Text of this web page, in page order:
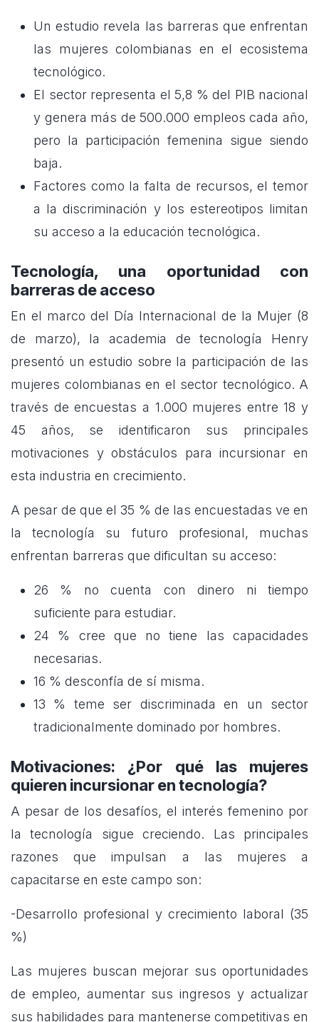
Un estudio revela las barreras que enfrentan
las mujeres colombianas en el ecosistema
tecnológico.
El sector representa el 5,8 % del PIB nacional
y genera más de 500.000 empleos cada año,
pero la participación femenina sigue siendo
baja.
Factores como la falta de recursos, el temor
a la discriminación y los estereotipos limitan
su acceso a la educación tecnológica.
Tecnología, una oportunidad con
barreras de acceso
En el marco del Día Internacional de la Mujer (8
de marzo), la academia de tecnología Henry
presentó un estudio sobre la participación de las
mujeres colombianas en el sector tecnológico. A
través de encuestas a 1.000 mujeres entre 18 y
45 años, se identificaron sus principales
motivaciones y obstáculos para incursionar en
esta industria en crecimiento.
A pesar de que el 35 % de las encuestadas ve en
la tecnología su futuro profesional, muchas
enfrentan barreras que dificultan su acceso:
26 % no cuenta con dinero ni tiempo
suficiente para estudiar.
24 % cree que no tiene las capacidades
necesarias.
16 % desconfía de sí misma.
13 % teme ser discriminada en un sector
tradicionalmente dominado por hombres.
Motivaciones: ¿Por qué las mujeres
quieren incursionar en tecnología?
A pesar de los desafíos, el interés femenino por
la tecnología sigue creciendo. Las principales
razones que impulsan a las mujeres a
capacitarse en este campo son:
-Desarrollo profesional y crecimiento laboral (35
%)
Las mujeres buscan mejorar sus oportunidades
de empleo, aumentar sus ingresos y actualizar
sus habilidades para mantenerse competitivas en